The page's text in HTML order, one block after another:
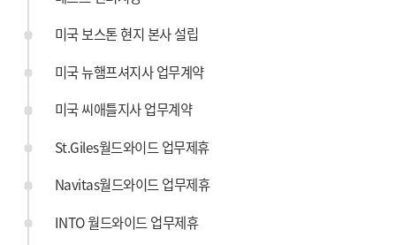
미국 보스톤 현지 본사 설립
미국 뉴햄프셔지사 업무계약
미국 씨애틀지사 업무계약
St.Giles월드와이드 업무제휴
Navitas월드와이드 업무제휴
INTO 월드와이드 업무제휴